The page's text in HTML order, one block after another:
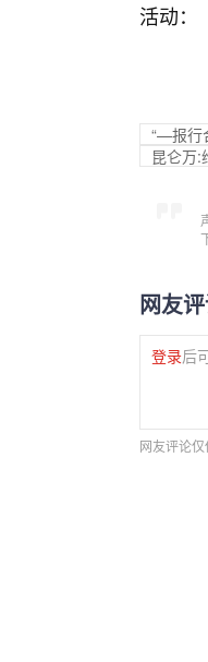
活动：
“—报行
昆仑万:
网友
登录后
网友评论